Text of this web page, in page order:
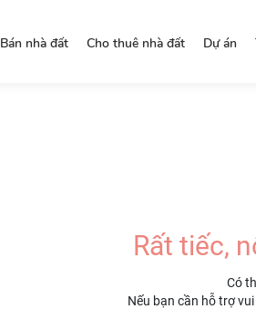
Bán nhà đất Cho thuê nhà đất Dự án
Rất tiếc,
Có
Nếu bạn cần hỗ trợ